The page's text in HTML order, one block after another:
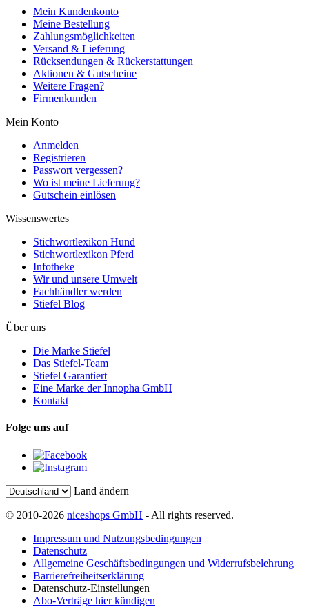
Mein Kundenkonto
Meine Bestellung
Zahlungsmöglichkeiten
Versand & Lieferung
Rücksendungen & Rückerstattungen
Aktionen & Gutscheine
Weitere Fragen?
Firmenkunden
Mein Konto
Anmelden
Registrieren
Passwort vergessen?
Wo ist meine Lieferung?
Gutschein einlösen
Wissenswertes
Stichwortlexikon Hund
Stichwortlexikon Pferd
Infotheke
Wir und unsere Umwelt
Fachhändler werden
Stiefel Blog
Über uns
Die Marke Stiefel
Das Stiefel-Team
Stiefel Garantiert
Eine Marke der Innopha GmbH
Kontakt
Folge uns auf
Land ändern
© 2010-2026 niceshops GmbH - All rights reserved.
Impressum und Nutzungsbedingungen
Datenschutz
Allgemeine Geschäftsbedingungen und Widerrufsbelehrung
Barrierefreiheitserklärung
Datenschutz-Einstellungen
Abo-Verträge hier kündigen